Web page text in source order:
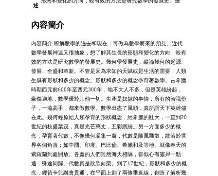
述
內容簡介
內容簡介 瞭解數學的過去和現在，可做為數學將來的預見。近代
數學發展神速又很抽象，想了解其生長的形態和變化的方向，較有
效的方法是研究數學的發展史。幾何學發展史，縱論幾何的起源、
發展、全盛和革新。不管是因為求知的天賦或是生活的需要，人類
生俱有形狀和多少的概念。形狀和多少的概念孕育著數學。古希臘
時期西元前600年至西元300年，地不大人不多，但是英雄紛起，
豪傑遍地，數學優於其他一切。生產是奴隸的事情，所有的智識份
子，一流高手，都來做數學。數學出盡了風頭，真所謂天下英雄儘
在此。幾何經原始人類孕育的形狀概念，經希臘的壯大，一直到20
世紀的枝盛葉茂，真是光芒萬丈，五彩繽紛。另一方面多少的概
念，孕育著代數，不像幾何凝集一處，代數是隨風飄散，散落於世
界各個角落；如中國、印度、巴比倫、希臘和及等地。就像春天的
紫羅蘭到處開放。各處的人們雖然海天相隔，卻似心有靈犀一點
通，殊途同歸。代數真是欣欣向榮。到了17世紀，形狀和多少的概
念，經笛卡兒融會貫通，在平面上劃了兩條垂直線，創造了解析幾